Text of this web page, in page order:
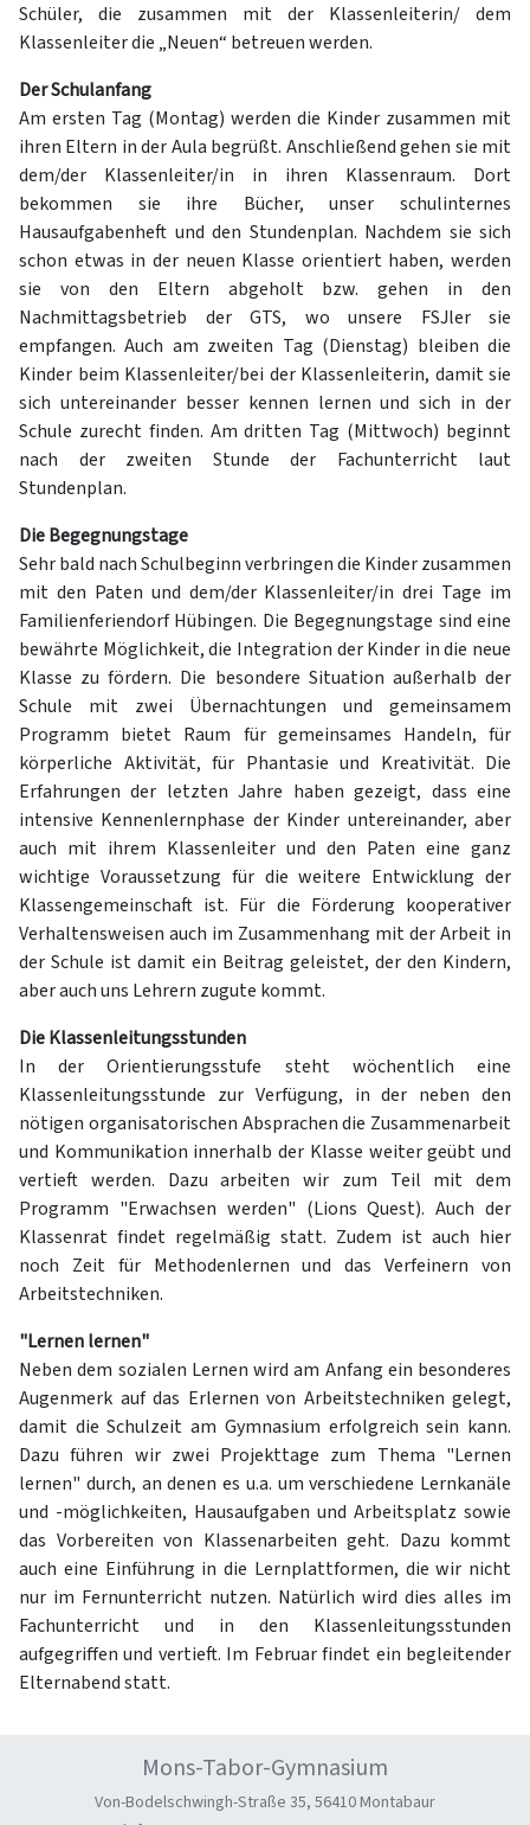
Schüler, die zusammen mit der Klassenleiterin/ dem
Klassenleiter die „Neuen“ betreuen werden.
Der Schulanfang
Am ersten Tag (Montag) werden die Kinder zusammen mit
ihren Eltern in der Aula begrüßt. Anschließend gehen sie mit
dem/der Klassenleiter/in in ihren Klassenraum. Dort
bekommen sie ihre Bücher, unser schulinternes
Hausaufgabenheft und den Stundenplan. Nachdem sie sich
schon etwas in der neuen Klasse orientiert haben, werden
sie von den Eltern abgeholt bzw. gehen in den
Nachmittagsbetrieb der GTS, wo unsere FSJler sie
empfangen. Auch am zweiten Tag (Dienstag) bleiben die
Kinder beim Klassenleiter/bei der Klassenleiterin, damit sie
sich untereinander besser kennen lernen und sich in der
Schule zurecht finden. Am dritten Tag (Mittwoch) beginnt
nach der zweiten Stunde der Fachunterricht laut
Stundenplan.
Die Begegnungstage
Sehr bald nach Schulbeginn verbringen die Kinder zusammen
mit den Paten und dem/der Klassenleiter/in drei Tage im
Familienferiendorf Hübingen. Die Begegnungstage sind eine
bewährte Möglichkeit, die Integration der Kinder in die neue
Klasse zu fördern. Die besondere Situation außerhalb der
Schule mit zwei Übernachtungen und gemeinsamem
Programm bietet Raum für gemeinsames Handeln, für
körperliche Aktivität, für Phantasie und Kreativität. Die
Erfahrungen der letzten Jahre haben gezeigt, dass eine
intensive Kennenlernphase der Kinder untereinander, aber
auch mit ihrem Klassenleiter und den Paten eine ganz
wichtige Voraussetzung für die weitere Entwicklung der
Klassengemeinschaft ist. Für die Förderung kooperativer
Verhaltensweisen auch im Zusammenhang mit der Arbeit in
der Schule ist damit ein Beitrag geleistet, der den Kindern,
aber auch uns Lehrern zugute kommt.
Die Klassenleitungsstunden
In der Orientierungsstufe steht wöchentlich eine
Klassenleitungsstunde zur Verfügung, in der neben den
nötigen organisatorischen Absprachen die Zusammenarbeit
und Kommunikation innerhalb der Klasse weiter geübt und
vertieft werden. Dazu arbeiten wir zum Teil mit dem
Programm "Erwachsen werden" (Lions Quest). Auch der
Klassenrat findet regelmäßig statt. Zudem ist auch hier
noch Zeit für Methodenlernen und das Verfeinern von
Arbeitstechniken.
"Lernen lernen"
Neben dem sozialen Lernen wird am Anfang ein besonderes
Augenmerk auf das Erlernen von Arbeitstechniken gelegt,
damit die Schulzeit am Gymnasium erfolgreich sein kann.
Dazu führen wir zwei Projekttage zum Thema "Lernen
lernen" durch, an denen es u.a. um verschiedene Lernkanäle
und -möglichkeiten, Hausaufgaben und Arbeitsplatz sowie
das Vorbereiten von Klassenarbeiten geht. Dazu kommt
auch eine Einführung in die Lernplattformen, die wir nicht
nur im Fernunterricht nutzen. Natürlich wird dies alles im
Fachunterricht und in den Klassenleitungsstunden
aufgegriffen und vertieft. Im Februar findet ein begleitender
Elternabend statt.
Mons-Tabor-Gymnasium
Von-Bodelschwingh-Straße 35, 56410 Montabaur